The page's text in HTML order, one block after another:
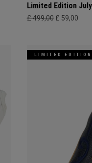
Limited Edition
£ 499,00 £ 59,00
LIMITED EDITION